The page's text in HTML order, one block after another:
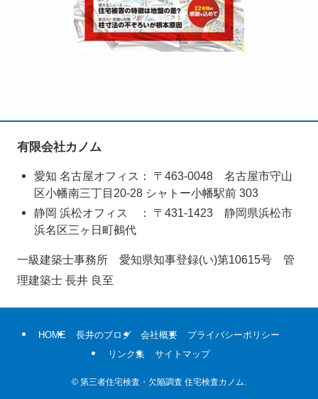
有限会社カノム
愛知 名古屋オフィス： 〒463-0048 名古屋市守山
区小幡南三丁目20-28 シャトー小幡駅前 303
静岡 浜松オフィス ： 〒431‑1423 静岡県浜松市
浜名区三ヶ日町鵺代
一級建築士事務所 愛知県知事登録(い)第10615号 管
理建築士 長井 良至
HOME 長井のブログ 会社概要
プライバシーポリシー
リンク集
サイトマップ
© 第三者住宅検査・欠陥調査 住宅検査カノム.